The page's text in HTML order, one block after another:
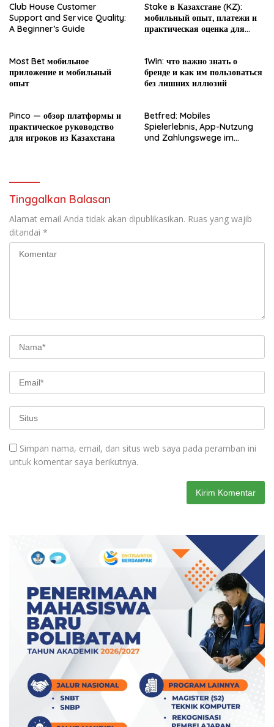
Club House Customer
Support and Service Quality:
A Beginner’s Guide
Stake в Казахстане (KZ):
мобильный опыт, платежи и
практическая оценка для
Most Bet мобильное
приложение и мобильный
опыт
1Win: что важно знать о
бренде и как им пользоваться
без лишних иллюзий
Pinco — обзор платформы и
практическое руководство
для игроков из Казахстана
Betfred: Mobiles
Spielerlebnis, App-Nutzung
und Zahlungswege im
Tinggalkan Balasan
Alamat email Anda tidak akan dipublikasikan. Ruas yang wajib
ditandai *
Simpan nama, email, dan situs web saya pada peramban ini
untuk komentar saya berikutnya.